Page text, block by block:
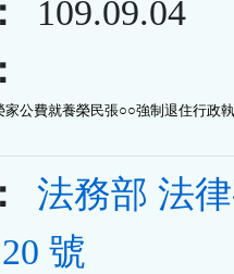
109.09.04
公費就養榮民張○○強制退住行政
法務部 法
號